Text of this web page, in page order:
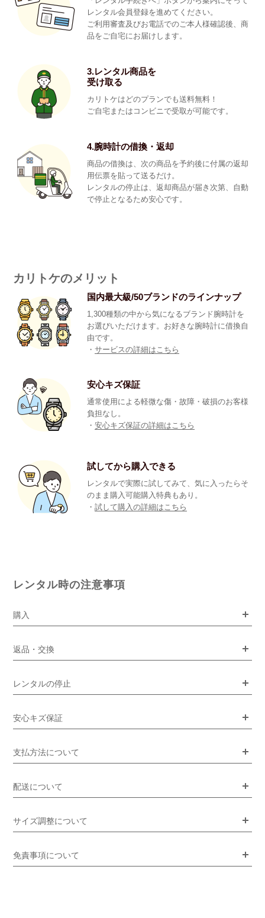
レンタル会員登録を進めてください。
ご利用審査及びお電話でのご本人様確認後、商
品をご自宅にお届けします。
3.レンタル商品を
受け取る
カリトケはどのプランでも送料無料！
ご自宅またはコンビニで受取が可能です。
4.腕時計の借換・返却
商品の借換は、次の商品を予約後に付属の返却
用伝票を貼って送るだけ。
レンタルの停止は、返却商品が届き次第、自動
で停止となるため安心です。
カリトケのメリット
国内最大級/50ブランドのラインナップ
1,300種類の中から気になるブランド腕時計を
お選びいただけます。お好きな腕時計に借換自
由です。
・サービスの詳細はこちら
安心キズ保証
通常使用による軽微な傷・故障・破損のお客様
負担なし。
・安心キズ保証の詳細はこちら
試してから購入できる
レンタルで実際に試してみて、気に入ったらそ
のまま購入可能購入特典もあり。
・試して購入の詳細はこちら
レンタル時の注意事項
購入
返品・交換
レンタルの停止
安心キズ保証
支払方法について
配送について
サイズ調整について
免責事項について